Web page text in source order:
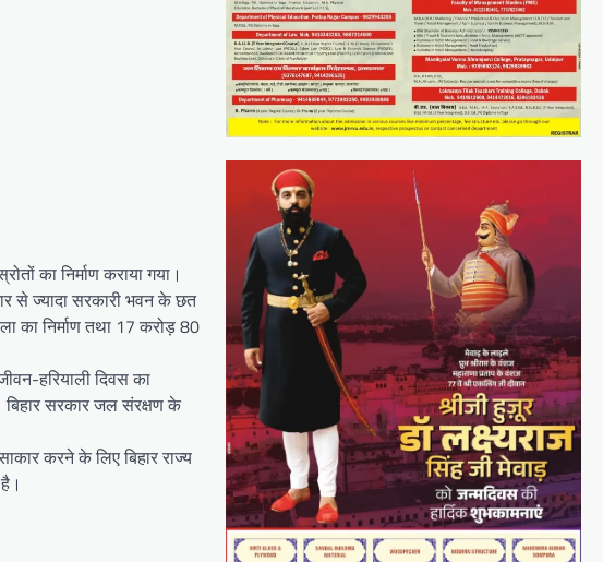
का निर्माण कराया गया।
से ज्यादा सरकारी भवन के छत
का निर्माण तथा 17 करोड़ 80
हरियाली दिवस का
बिहार सरकार जल संरक्षण के
करने के लिए बिहार राज्य